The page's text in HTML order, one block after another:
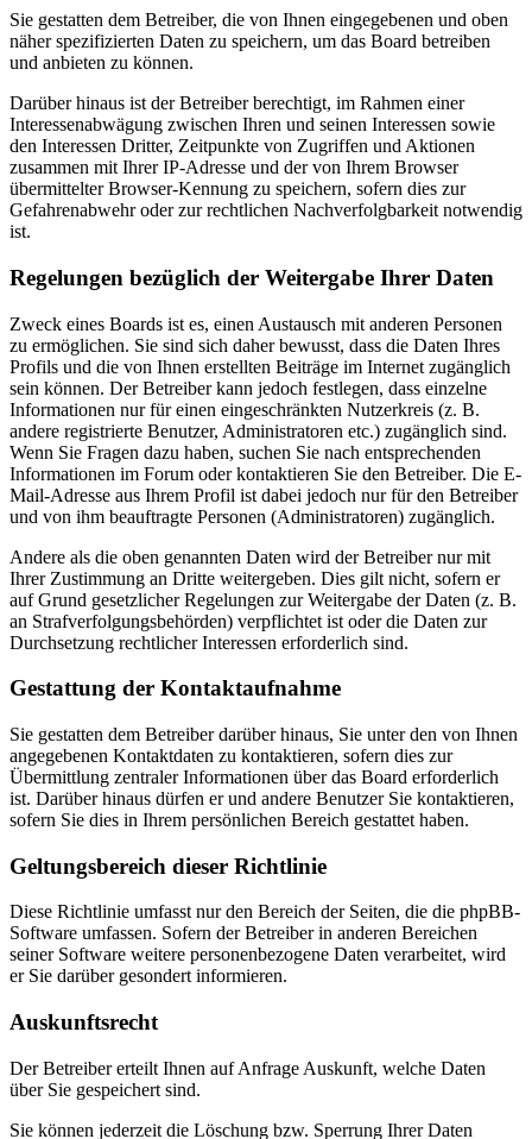
Sie gestatten dem Betreiber, die von Ihnen eingegebenen und oben
näher spezifizierten Daten zu speichern, um das Board betreiben
und anbieten zu können.
Darüber hinaus ist der Betreiber berechtigt, im Rahmen einer
Interessenabwägung zwischen Ihren und seinen Interessen sowie
den Interessen Dritter, Zeitpunkte von Zugriffen und Aktionen
zusammen mit Ihrer IP-Adresse und der von Ihrem Browser
übermittelter Browser-Kennung zu speichern, sofern dies zur
Gefahrenabwehr oder zur rechtlichen Nachverfolgbarkeit notwendig
ist.
Regelungen bezüglich der Weitergabe Ihrer Daten
Zweck eines Boards ist es, einen Austausch mit anderen Personen
zu ermöglichen. Sie sind sich daher bewusst, dass die Daten Ihres
Profils und die von Ihnen erstellten Beiträge im Internet zugänglich
sein können. Der Betreiber kann jedoch festlegen, dass einzelne
Informationen nur für einen eingeschränkten Nutzerkreis (z. B.
andere registrierte Benutzer, Administratoren etc.) zugänglich sind.
Wenn Sie Fragen dazu haben, suchen Sie nach entsprechenden
Informationen im Forum oder kontaktieren Sie den Betreiber. Die E-
Mail-Adresse aus Ihrem Profil ist dabei jedoch nur für den Betreiber
und von ihm beauftragte Personen (Administratoren) zugänglich.
Andere als die oben genannten Daten wird der Betreiber nur mit
Ihrer Zustimmung an Dritte weitergeben. Dies gilt nicht, sofern er
auf Grund gesetzlicher Regelungen zur Weitergabe der Daten (z. B.
an Strafverfolgungsbehörden) verpflichtet ist oder die Daten zur
Durchsetzung rechtlicher Interessen erforderlich sind.
Gestattung der Kontaktaufnahme
Sie gestatten dem Betreiber darüber hinaus, Sie unter den von Ihnen
angegebenen Kontaktdaten zu kontaktieren, sofern dies zur
Übermittlung zentraler Informationen über das Board erforderlich
ist. Darüber hinaus dürfen er und andere Benutzer Sie kontaktieren,
sofern Sie dies in Ihrem persönlichen Bereich gestattet haben.
Geltungsbereich dieser Richtlinie
Diese Richtlinie umfasst nur den Bereich der Seiten, die die phpBB-
Software umfassen. Sofern der Betreiber in anderen Bereichen
seiner Software weitere personenbezogene Daten verarbeitet, wird
er Sie darüber gesondert informieren.
Auskunftsrecht
Der Betreiber erteilt Ihnen auf Anfrage Auskunft, welche Daten
über Sie gespeichert sind.
Sie können jederzeit die Löschung bzw. Sperrung Ihrer Daten